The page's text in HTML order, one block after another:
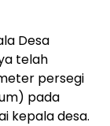
Desa
telah
persegi
pada
kepala desa.